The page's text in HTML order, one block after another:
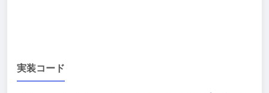
実装コード